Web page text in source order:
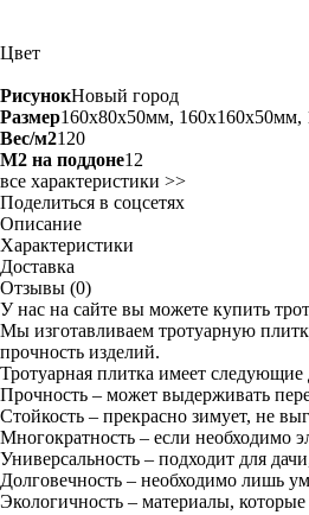
Цвет
РисунокНовый город
Размер160x80x50мм, 160x160x50мм,
Вес/м2120
М2 на поддоне12
все характеристики >>
Поделиться в соцсетях
Описание
Характеристики
Доставка
Отзывы (0)
У нас на сайте вы можете купить
Мы изготавливаем тротуарную
прочность изделий.
Тротуарная плитка имеет следующие
Прочность – может выдерживать
Стойкость – прекрасно зимует, не
Многократность – если необходимо
Универсальность – подходит для
Долговечность – необходимо лишь
Экологичность – материалы,